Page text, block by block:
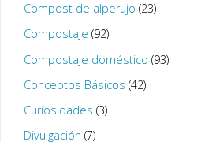
Compost de alperujo (23)
Compostaje (92)
Compostaje doméstico (93)
Conceptos Básicos (42)
Curiosidades (3)
Divulgación (7)